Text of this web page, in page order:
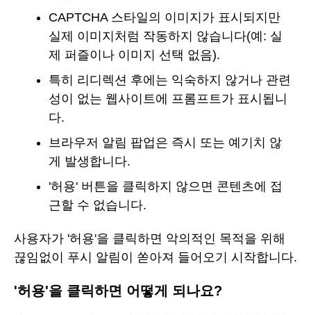
CAPTCHA 스타일의 이미지가 표시되지만
실제 이미지처럼 작동하지 않습니다(예: 실
제 퍼즐이나 이미지 선택 없음).
특히 리디렉션 후에는 익숙하지 않거나 관련
성이 없는 웹사이트에 프롬프트가 표시됩니
다.
브라우저 알림 팝업은 즉시 또는 예기치 않
게 발생합니다.
'허용' 버튼을 클릭하지 않으면 콘텐츠에 접
근할 수 없습니다.
사용자가 '허용'을 클릭하면 악의적인 목적을 위해
끊임없이 푸시 알림이 쏟아져 들어오기 시작합니다.
'허용'을 클릭하면 어떻게 되나요?